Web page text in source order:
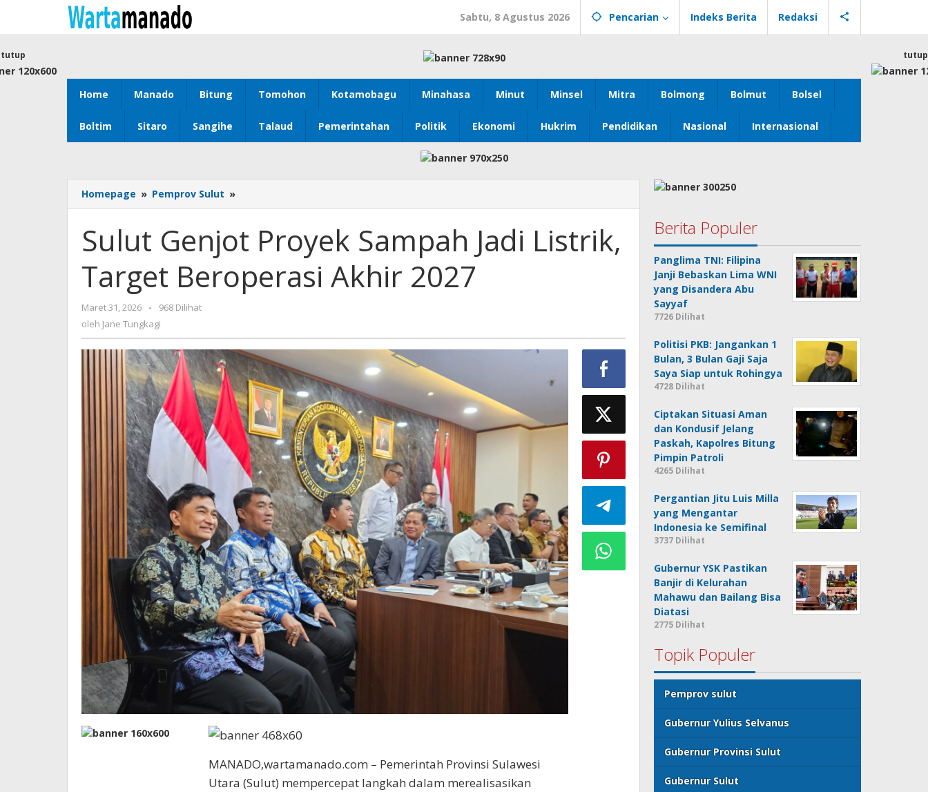
konten
Sabtu, 8 Agustus 2026 Pencarian Indeks Berita Redaksi
Home Manado Bitung Tomohon Kotamobagu Minahasa Minut Minsel Mitra Bolmong Bolmut Bolsel
Boltim Sitaro Sangihe Talaud Pemerintahan Politik Ekonomi Hukrim Pendidikan Nasional Internasional
tutup tutup
Homepage » Pemprov Sulut »
Genjot
Sampah
Jadi
Target
Beroperasi
Sulut Genjot Proyek Sampah Jadi Listrik,
Target Beroperasi Akhir 2027
Maret 31, 2026
oleh
Jane
Tungkagi
-
968 Dilihat
oleh Jane Tungkagi
MANADO,wartamanado.com – Pemerintah Provinsi Sulawesi
Utara (Sulut) mempercepat langkah dalam merealisasikan
Berita Populer
Panglima TNI: Filipina
Janji Bebaskan Lima WNI
yang Disandera Abu
Sayyaf
7726 Dilihat
Politisi PKB: Jangankan 1
Bulan, 3 Bulan Gaji Saja
Saya Siap untuk Rohingya
4728 Dilihat
Ciptakan Situasi Aman
dan Kondusif Jelang
Paskah, Kapolres Bitung
Pimpin Patroli
4265 Dilihat
Pergantian Jitu Luis Milla
yang Mengantar
Indonesia ke Semifinal
3737 Dilihat
Gubernur YSK Pastikan
Banjir di Kelurahan
Mahawu dan Bailang Bisa
Diatasi
2775 Dilihat
Topik Populer
Pemprov sulut
Gubernur Yulius Selvanus
Gubernur Provinsi Sulut
Gubernur Sulut